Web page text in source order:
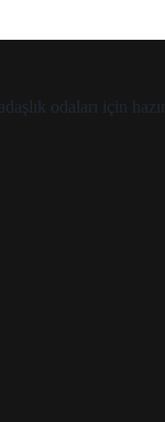
odaları için